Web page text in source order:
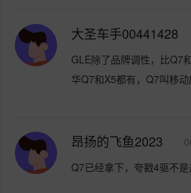
大圣车手00441428
GLE除了品牌调性，比Q7
华Q7和X5都有，Q7叫移
昂扬的飞鱼2023
Q7已经拿下，夸戳4驱不是